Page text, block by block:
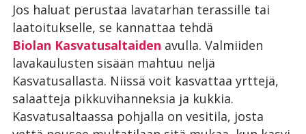
Jos haluat perustaa lavatarhan terassille tai
laatoitukselle, se kannattaa tehdä
Biolan Kasvatusaltaiden avulla. Valmiiden
lavakaulusten sisään mahtuu neljä
Kasvatusallasta. Niissä voit kasvattaa yrttejä,
salaatteja pikkuvihanneksia ja kukkia.
Kasvatusaltaassa pohjalla on vesitila, josta